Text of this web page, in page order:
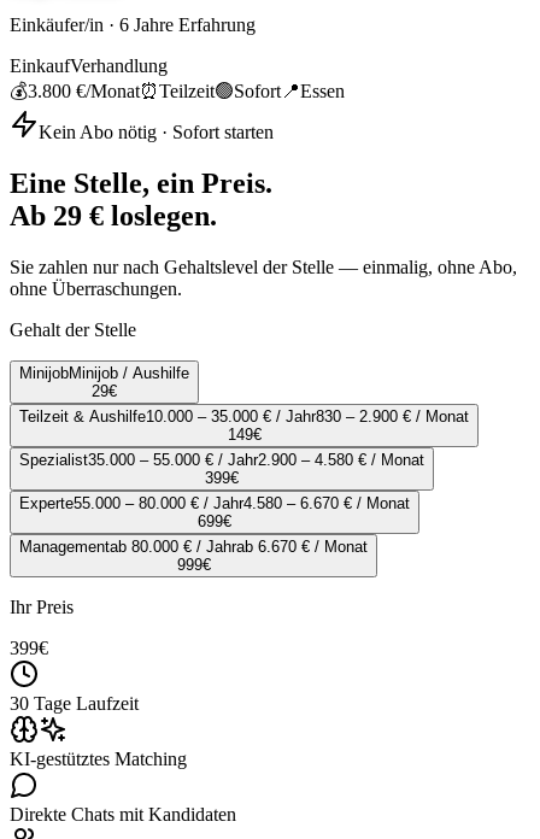
Einkäufer/in · 6 Jahre Erfahrung
EinkaufVerhandlung
💰3.800 €/Monat⏰Teilzeit🟢Sofort 📍Essen
Kein Abo nötig · Sofort starten
Eine Stelle, ein Preis.
Ab 29 € loslegen.
Sie zahlen nur nach Gehaltslevel der Stelle — einmalig, ohne Abo,
ohne Überraschungen.
Gehalt der Stelle
MinijobMinijob / Aushilfe
29€
Teilzeit & Aushilfe10.000 – 35.000 € / Jahr830 – 2.900 € / Monat
149€
Spezialist35.000 – 55.000 € / Jahr2.900 – 4.580 € / Monat
399€
Experte55.000 – 80.000 € / Jahr4.580 – 6.670 € / Monat
699€
Managementab 80.000 € / Jahrab 6.670 € / Monat
999€
Ihr Preis
399€
30 Tage Laufzeit
KI-gestütztes Matching
Direkte Chats mit Kandidaten